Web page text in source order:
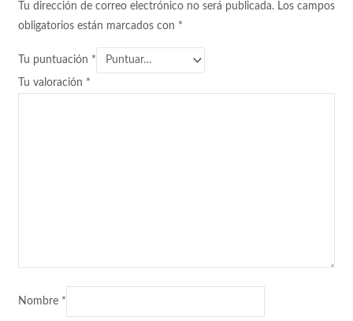
Tu dirección de correo electrónico no será publicada. Los campos
obligatorios están marcados con *
Tu puntuación *
Tu valoración *
Nombre *